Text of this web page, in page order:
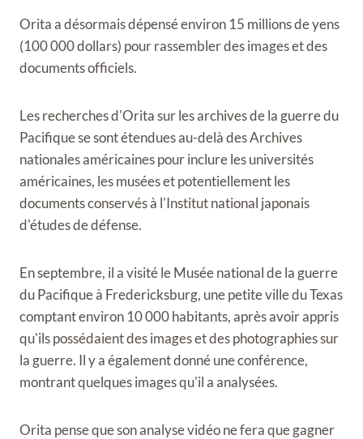
Orita a désormais dépensé environ 15 millions de yens
(100 000 dollars) pour rassembler des images et des
documents officiels.
Les recherches d'Orita sur les archives de la guerre du
Pacifique se sont étendues au-delà des Archives
nationales américaines pour inclure les universités
américaines, les musées et potentiellement les
documents conservés à l'Institut national japonais
d'études de défense.
En septembre, il a visité le Musée national de la guerre
du Pacifique à Fredericksburg, une petite ville du Texas
comptant environ 10 000 habitants, après avoir appris
qu'ils possédaient des images et des photographies sur
la guerre. Il y a également donné une conférence,
montrant quelques images qu'il a analysées.
Orita pense que son analyse vidéo ne fera que gagner